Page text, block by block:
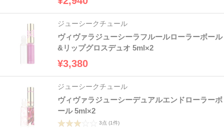
ジューシークチュール
ヴィヴァラジューシーラフルールローラーボール
&リップグロスデュオ 5ml×2
¥3,380
ジューシークチュール
ヴィヴァラジューシーデュアルエンドローラーボ
ール 5ml×2
3点 (1件)